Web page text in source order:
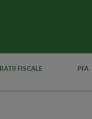
FISCALE PFA